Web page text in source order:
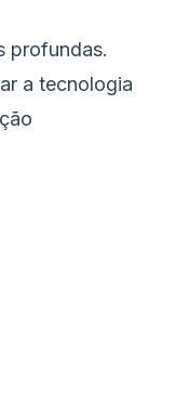
profundas.
a tecnologia